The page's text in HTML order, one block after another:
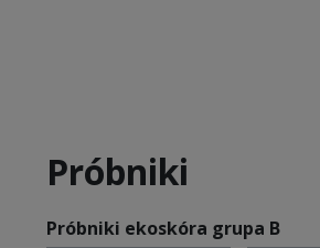
Próbniki
Próbniki ekoskóra grupa B